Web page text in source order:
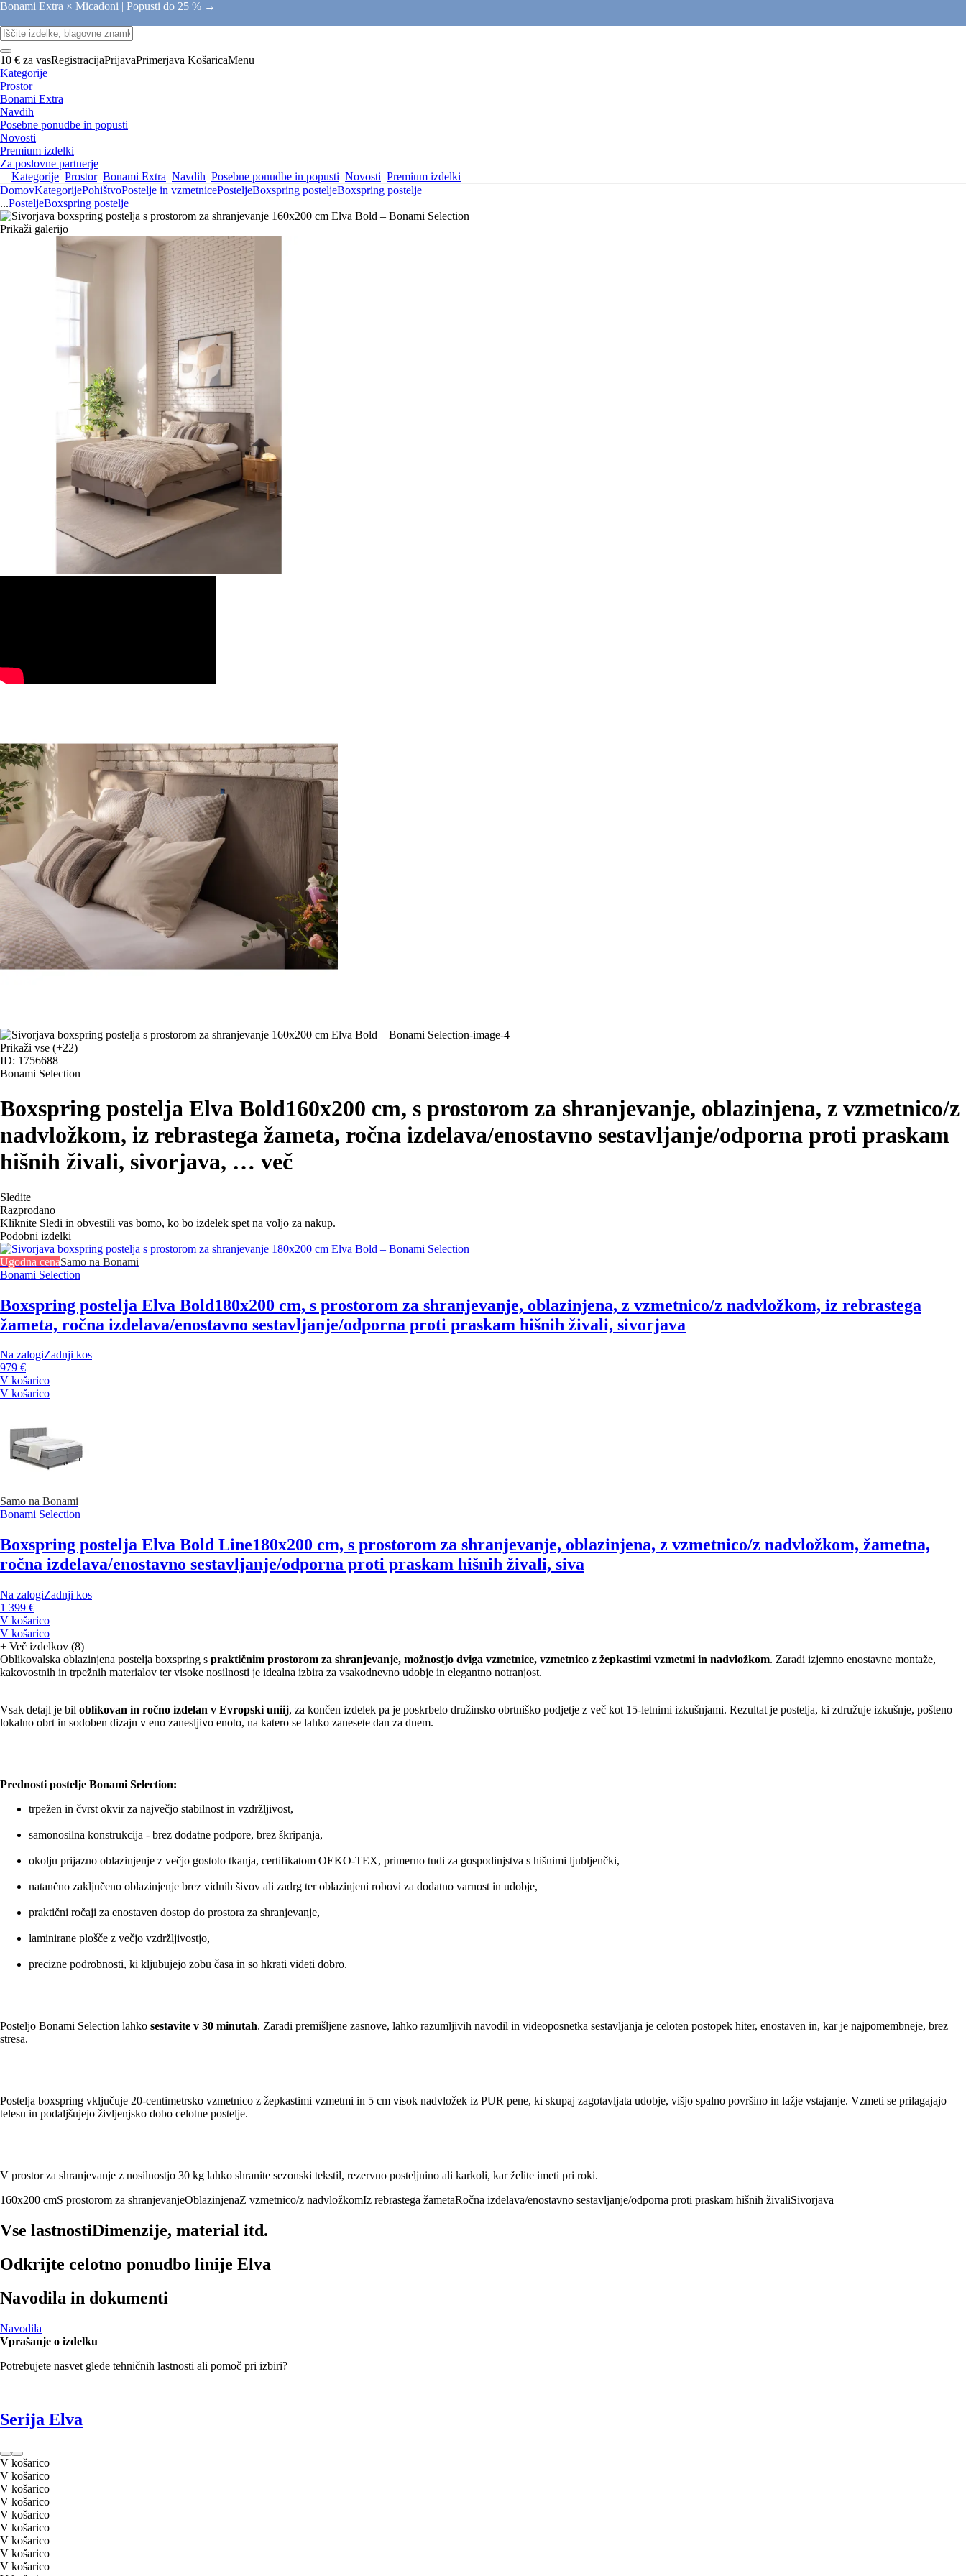
Bonami Extra × Micadoni | Popusti do 25 % →
10 € za vasRegistracijaPrijavaPrimerjava KošaricaMenu
Kategorije
Prostor
Bonami Extra
Navdih
Posebne ponudbe in popusti
Novosti
Premium izdelki
Za poslovne partnerje
Kategorije Prostor Bonami Extra Navdih Posebne ponudbe in popusti Novosti Premium izdelki
DomovKategorijePohištvoPostelje in vzmetnicePosteljeBoxspring posteljeBoxspring postelje
...PosteljeBoxspring postelje
Prikaži galerijo
Prikaži vse (+22)
ID: 1756688
Bonami Selection
Boxspring postelja Elva Bold160x200 cm, s prostorom za shranjevanje, oblazinjena, z vzmetnico/z
nadvložkom, iz rebrastega žameta, ročna izdelava/enostavno sestavljanje/odporna proti praskam
hišnih živali, sivorjava, … več
Sledite
Razprodano
Kliknite Sledi in obvestili vas bomo, ko bo izdelek spet na voljo za nakup.
Podobni izdelki
Ugodna cenaSamo na Bonami
Bonami Selection
Boxspring postelja Elva Bold180x200 cm, s prostorom za shranjevanje, oblazinjena, z vzmetnico/z nadvložkom, iz rebrastega
žameta, ročna izdelava/enostavno sestavljanje/odporna proti praskam hišnih živali, sivorjava
Na zalogiZadnji kos
979 €
V košarico
V košarico
Samo na Bonami
Bonami Selection
Boxspring postelja Elva Bold Line180x200 cm, s prostorom za shranjevanje, oblazinjena, z vzmetnico/z nadvložkom, žametna,
ročna izdelava/enostavno sestavljanje/odporna proti praskam hišnih živali, siva
Na zalogiZadnji kos
1 399 €
V košarico
V košarico
+ Več izdelkov (8)
Oblikovalska oblazinjena postelja boxspring s praktičnim prostorom za shranjevanje, možnostjo dviga vzmetnice, vzmetnico z žepkastimi vzmetmi in nadvložkom. Zaradi izjemno enostavne montaže,
kakovostnih in trpežnih materialov ter visoke nosilnosti je idealna izbira za vsakodnevno udobje in elegantno notranjost.
Vsak detajl je bil oblikovan in ročno izdelan v Evropski uniij, za končen izdelek pa je poskrbelo družinsko obrtniško podjetje z več kot 15-letnimi izkušnjami. Rezultat je postelja, ki združuje izkušnje, pošteno
lokalno obrt in sodoben dizajn v eno zanesljivo enoto, na katero se lahko zanesete dan za dnem.
Prednosti postelje Bonami Selection:
trpežen in čvrst okvir za največjo stabilnost in vzdržljivost,
samonosilna konstrukcija - brez dodatne podpore, brez škripanja,
okolju prijazno oblazinjenje z večjo gostoto tkanja, certifikatom OEKO-TEX, primerno tudi za gospodinjstva s hišnimi ljubljenčki,
natančno zaključeno oblazinjenje brez vidnih šivov ali zadrg ter oblazinjeni robovi za dodatno varnost in udobje,
praktični ročaji za enostaven dostop do prostora za shranjevanje,
laminirane plošče z večjo vzdržljivostjo,
precizne podrobnosti, ki kljubujejo zobu časa in so hkrati videti dobro.
Posteljo Bonami Selection lahko sestavite v 30 minutah. Zaradi premišljene zasnove, lahko razumljivih navodil in videoposnetka sestavljanja je celoten postopek hiter, enostaven in, kar je najpomembneje, brez
stresa.
Postelja boxspring vključuje 20-centimetrsko vzmetnico z žepkastimi vzmetmi in 5 cm visok nadvložek iz PUR pene, ki skupaj zagotavljata udobje, višjo spalno površino in lažje vstajanje. Vzmeti se prilagajajo
telesu in podaljšujejo življenjsko dobo celotne postelje.
V prostor za shranjevanje z nosilnostjo 30 kg lahko shranite sezonski tekstil, rezervno posteljnino ali karkoli, kar želite imeti pri roki.
160x200 cmS prostorom za shranjevanjeOblazinjenaZ vzmetnico/z nadvložkomIz rebrastega žametaRočna izdelava/enostavno sestavljanje/odporna proti praskam hišnih živaliSivorjava
Vse lastnostiDimenzije, material itd.
Odkrijte celotno ponudbo linije Elva
Navodila in dokumenti
Navodila
Vprašanje o izdelku
Potrebujete nasvet glede tehničnih lastnosti ali pomoč pri izbiri?
Serija Elva
V košarico
V košarico
V košarico
V košarico
V košarico
V košarico
V košarico
V košarico
V košarico